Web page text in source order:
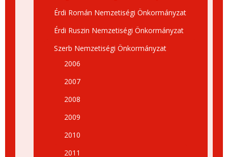
Érdi Román Nemzetiségi Önkormányzat
Érdi Ruszin Nemzetiségi Önkormányzat
Szerb Nemzetiségi Önkormányzat
2006
2007
2008
2009
2010
2011